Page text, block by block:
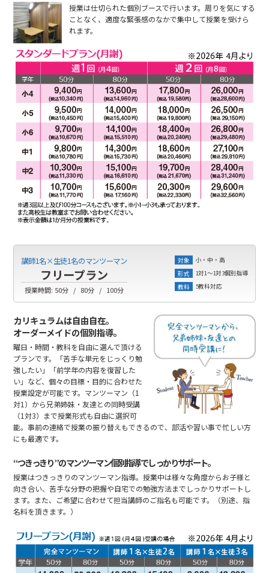
授業は仕切られた個別ブースで行います。周りを気にする
ことなく、適度な緊張感のなかで集中して授業を受けら
れます。
講師1名×生徒1名のマンツーマン
フリープラン
授業時間: 50分 80分 100分
対象
小・中・高
形式
1対1～1対3個別指導
教科
5教科対応
カリキュラムは自由自在。
オーダーメイドの個別指導。
曜日・時間・教科を自由に選んで頂ける
プランです。「苦手な単元をじっくり勉
強したい」「前学年の内容を復習した
い」など、個々の目標・目的に合わせた
授業設定が可能です。マンツーマン（1
対1）から兄弟姉妹・友達との同時受講
（1対3）まで授業形式も自由に選択可
能。事前の連絡で授業の振り替えもできるので、部活や習い事で忙しい方
にも最適です。
“つきっきり”のマンツーマン個別指導でしっかりサポート。
授業はつきっきりのマンツーマン指導。授業中は様々な角度からお子様と
向き合い、苦手な分野の把握や自宅での勉強方法までしっかりサポートし
ます。また、ご希望に合わせて担当講師のご指名も可能です。（別途、指
名料を頂きます。）